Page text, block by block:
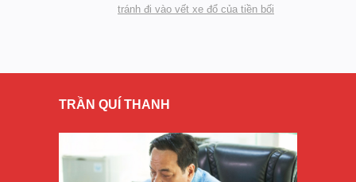
tránh đi vào vết xe đổ của tiền bối
TRẦN QUÍ THANH